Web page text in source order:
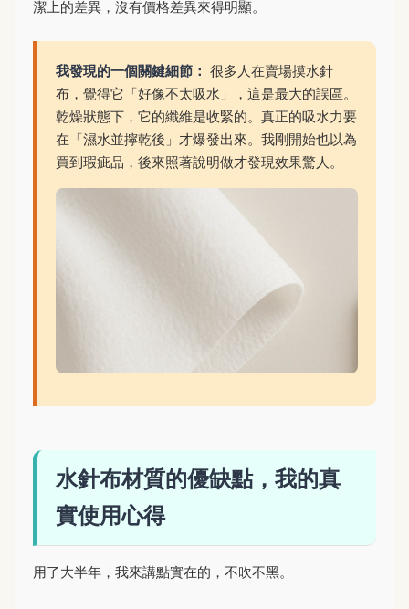
潔上的差異，沒有價格差異來得明顯。
我發現的一個關鍵細節： 很多人在賣場摸水針
布，覺得它「好像不太吸水」，這是最大的誤區。
乾燥狀態下，它的纖維是收緊的。真正的吸水力要
在「濕水並擰乾後」才爆發出來。我剛開始也以為
買到瑕疵品，後來照著說明做才發現效果驚人。
水針布材質的優缺點，我的真
實使用心得
用了大半年，我來講點實在的，不吹不黑。